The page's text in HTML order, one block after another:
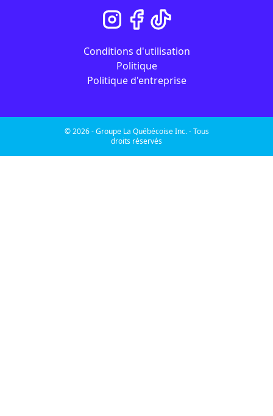
Conditions d'utilisation
Politique
Politique d'entreprise
© 2026 - Groupe La Québécoise Inc. - Tous
droits réservés